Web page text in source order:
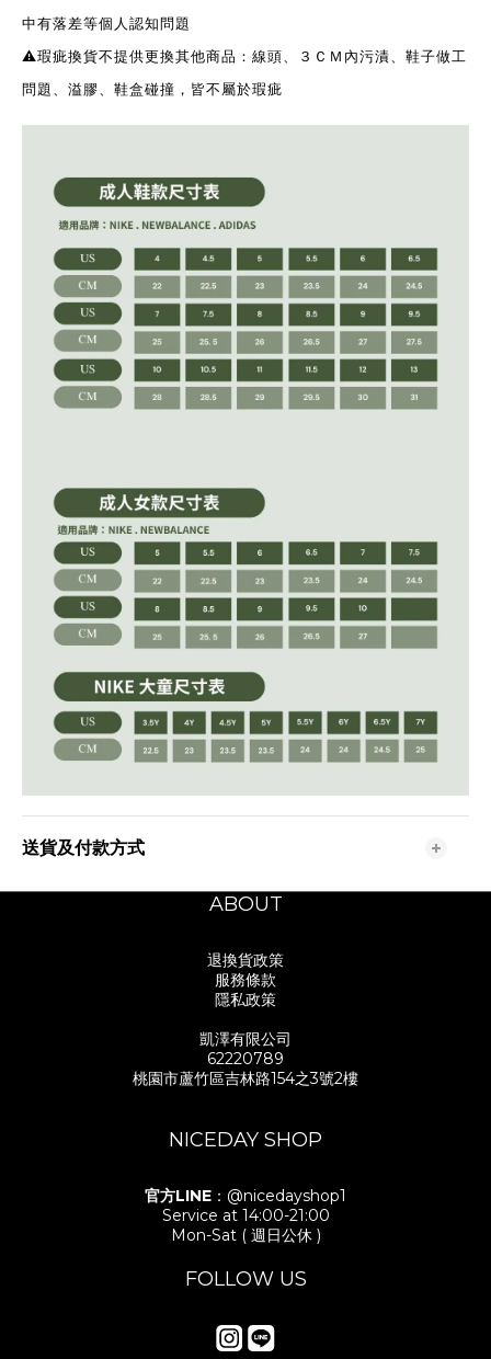
中有落差等個人認知問題
⚠️瑕疵換貨不提供更換其他商品：線頭、３ＣＭ內污漬、鞋子做工
問題、溢膠、鞋盒碰撞，皆不屬於瑕疵
送貨及付款方式
ABOUT
退換貨政策
服務條款
隱私政策
凱澤有限公司
62220789
桃園市蘆竹區吉林路154之3號2樓
NICEDAY SHOP
官方LINE ：@nicedayshop1
Service at 14:00-21:00
Mon-Sat ( 週日公休 )
FOLLOW US